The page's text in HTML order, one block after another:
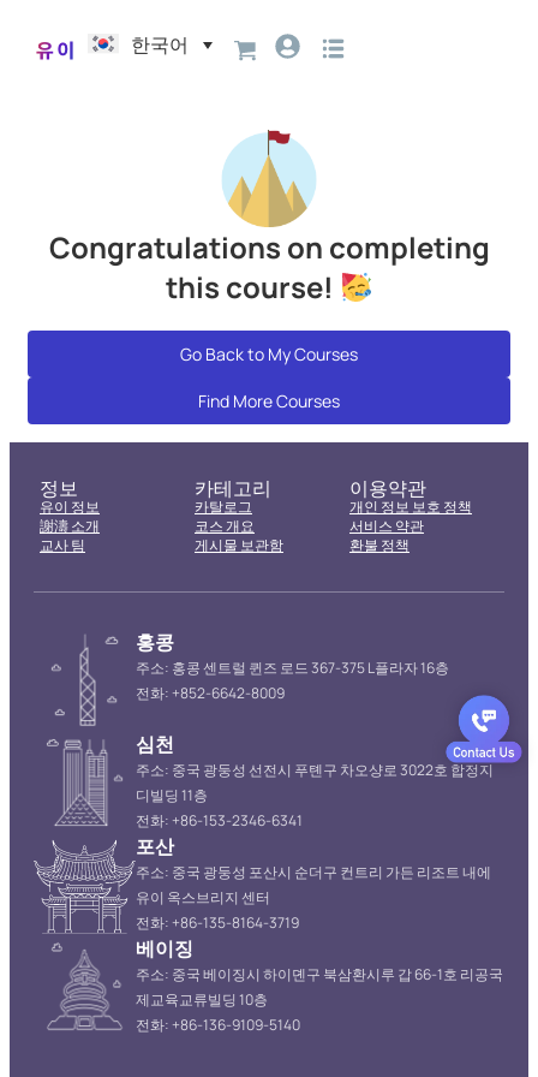
한국어
Congratulations on completing
this course!
Go Back to My Courses
Find More Courses
정보
유이 정보
謝濤 소개
교사 팀
카테고리
카탈로그
코스 개요
게시물 보관함
이용약관
개인 정보 보호 정책
서비스 약관
환불 정책
홍콩
주소: 홍콩 센트럴 퀸즈 로드 367-375 L플라자 16층
전화: +852-6642-8009
심천
주소: 중국 광둥성 선전시 푸톈구 차오샹로 3022호 합정지
디빌딩 11층
전화: +86-153-2346-6341
포산
주소: 중국 광둥성 포산시 순더구 컨트리 가든 리조트 내에
유이 옥스브리지 센터
전화: +86-135-8164-3719
베이징
주소: 중국 베이징시 하이뎬구 북삼환시루 갑 66-1호 리공국
제교육교류빌딩 10층
전화: +86-136-9109-5140